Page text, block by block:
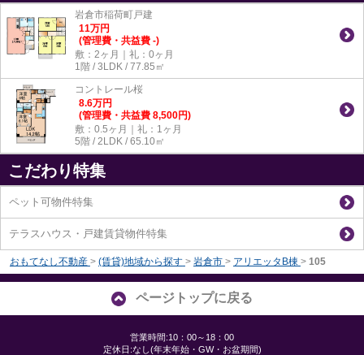
岩倉市稲荷町戸建
11万円
(管理費・共益費 -)
敷：2ヶ月｜礼：0ヶ月
1階 / 3LDK / 77.85㎡
コントレール桜
8.6万円
(管理費・共益費 8,500円)
敷：0.5ヶ月｜礼：1ヶ月
5階 / 2LDK / 65.10㎡
こだわり特集
ペット可物件特集
テラスハウス・戸建賃貸物件特集
おもてなし不動産 > (賃貸)地域から探す > 岩倉市 > アリエッタB棟 > 105
ページトップに戻る
営業時間:10：00～18：00
定休日:なし(年末年始・GW・お盆期間)